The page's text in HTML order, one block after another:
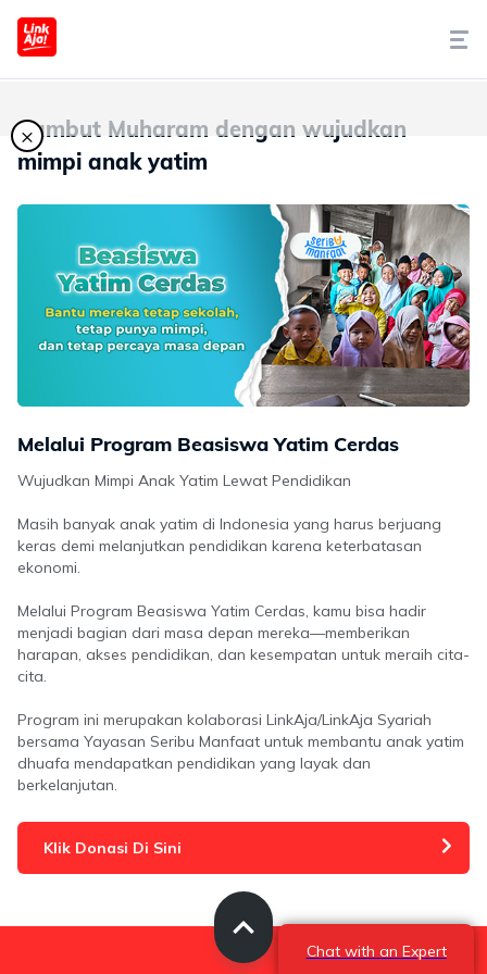
Cara Pakai
LinkAja Berbagi
Sambut Muharam dengan wujudkan
mimpi anak yatim
Melalui Program Beasiswa Yatim Cerdas
Wujudkan Mimpi Anak Yatim Lewat Pendidikan
Masih banyak anak yatim di Indonesia yang harus berjuang
keras demi melanjutkan pendidikan karena keterbatasan
ekonomi.
Melalui Program Beasiswa Yatim Cerdas, kamu bisa hadir
menjadi bagian dari masa depan mereka—memberikan
harapan, akses pendidikan, dan kesempatan untuk meraih cita-
cita.
Program ini merupakan kolaborasi LinkAja/LinkAja Syariah
bersama Yayasan Seribu Manfaat untuk membantu anak yatim
dhuafa mendapatkan pendidikan yang layak dan
berkelanjutan.
Klik Donasi Di Sini
×
Chat with an Expert